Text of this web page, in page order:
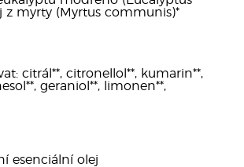
z myrty (Myrtus communis)*
citrál**, citronellol**, kumarin**,
geraniol**, limonen**,
esenciální olej